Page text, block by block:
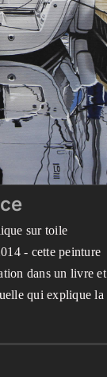
expliquée Peintures
Videos
sur toile
- cette peinture
dans un livre et
qui explique la